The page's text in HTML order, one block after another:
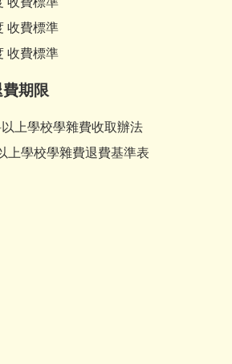
收費標準
收費標準
期限
上學校學雜費收取辦法
上學校學雜費退費基準表